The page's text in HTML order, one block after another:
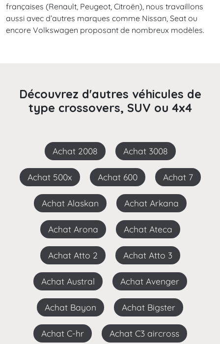
françaises (Renault, Peugeot, Citroën), nous travaillons
aussi avec d’autres marques comme Nissan, Seat ou
encore Volkswagen proposant de nombreux modèles.
Découvrez d'autres véhicules de
type crossovers, SUV ou 4x4
Achat 2008 Achat 3008
Achat 500x Achat 600 Achat 7
Achat Alaskan Achat Arkana
Achat Arona Achat Ateca
Achat Atto 2 Achat Atto 3
Achat Austral Achat Avenger
Achat Bayon Achat Bigster
Achat C-hr Achat C3 aircross